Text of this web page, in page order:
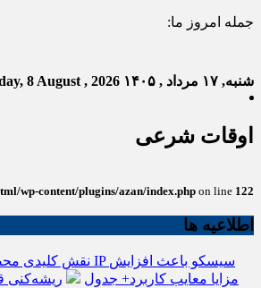
جمله امروز ما:
شنبه, ۱۷ مرداد , ۱۴۰۵ 8 August , 2026
اوقات شرعی
wp-content/plugins/azan/index.phpon line 122
اطلاعیه ها
نقش کلیدی
انواع باتری یو پی اس(ups)+مزایا معایب کاربرد+ جدول